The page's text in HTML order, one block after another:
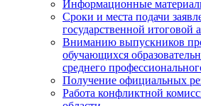
Информационные
Сроки и места подачи
государственной итоговой
Вниманию выпускников
обучающихся
среднего
Получение официальных
Работа конфликтной